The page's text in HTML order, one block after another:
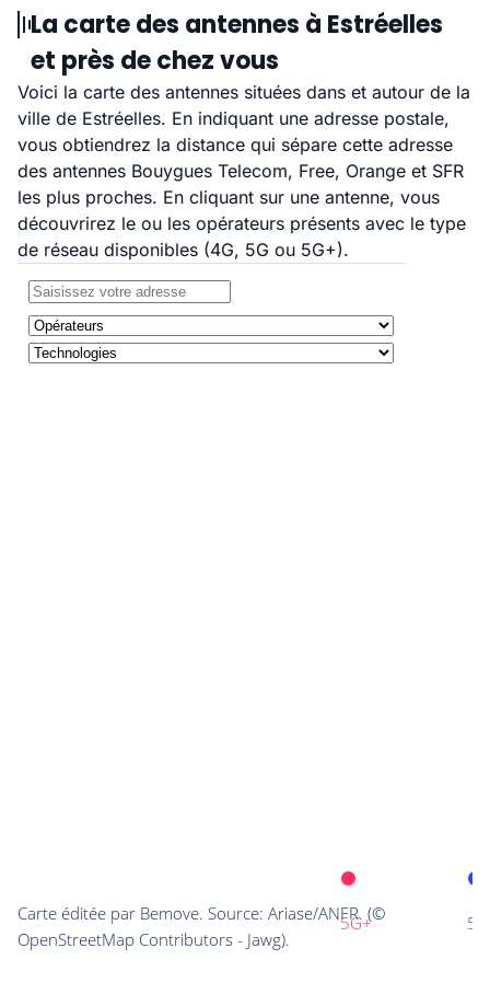
La carte des antennes à Estréelles
et près de chez vous
Voici la carte des antennes situées dans et autour de la
ville de Estréelles. En indiquant une adresse postale,
vous obtiendrez la distance qui sépare cette adresse
des antennes Bouygues Telecom, Free, Orange et SFR
les plus proches. En cliquant sur une antenne, vous
découvrirez le ou les opérateurs présents avec le type
de réseau disponibles (4G, 5G ou 5G+).